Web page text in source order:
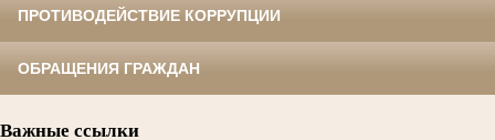
ПРОТИВОДЕЙСТВИЕ КОРРУПЦИИ
ОБРАЩЕНИЯ ГРАЖДАН
Важные ссылки